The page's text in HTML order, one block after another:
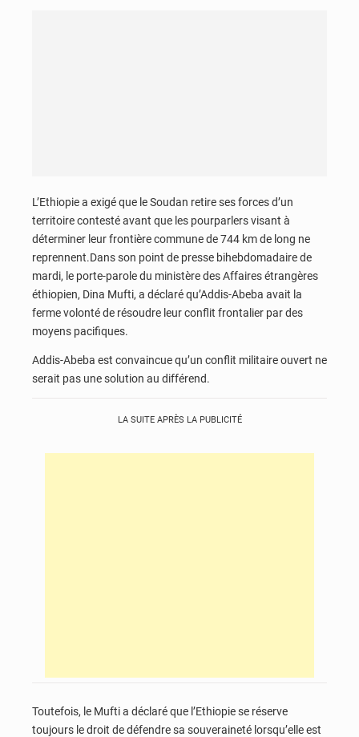
L’Ethiopie a exigé que le Soudan retire ses forces d’un
territoire contesté avant que les pourparlers visant à
déterminer leur frontière commune de 744 km de long ne
reprennent.Dans son point de presse bihebdomadaire de
mardi, le porte-parole du ministère des Affaires étrangères
éthiopien, Dina Mufti, a déclaré qu’Addis-Abeba avait la
ferme volonté de résoudre leur conflit frontalier par des
moyens pacifiques.
Addis-Abeba est convaincue qu’un conflit militaire ouvert ne
serait pas une solution au différend.
LA SUITE APRÈS LA PUBLICITÉ
Toutefois, le Mufti a déclaré que l’Ethiopie se réserve
toujours le droit de défendre sa souveraineté lorsqu’elle est